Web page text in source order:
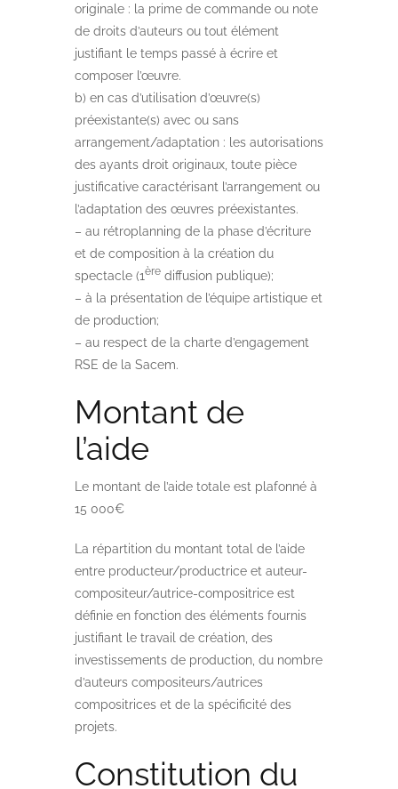
originale : la prime de commande ou note
de droits d’auteurs ou tout élément
justifiant le temps passé à écrire et
composer l’œuvre.
b) en cas d’utilisation d’œuvre(s)
préexistante(s) avec ou sans
arrangement/adaptation : les autorisations
des ayants droit originaux, toute pièce
justificative caractérisant l’arrangement ou
l’adaptation des œuvres préexistantes.
– au rétroplanning de la phase d’écriture
et de composition à la création du
spectacle (1ère diffusion publique);
– à la présentation de l’équipe artistique et
de production;
– au respect de la charte d’engagement
RSE de la Sacem.
Montant de
l’aide
Le montant de l’aide totale est plafonné à
15 000€
La répartition du montant total de l’aide
entre producteur/productrice et auteur-
compositeur/autrice-compositrice est
définie en fonction des éléments fournis
justifiant le travail de création, des
investissements de production, du nombre
d’auteurs compositeurs/autrices
compositrices et de la spécificité des
projets.
Constitution du